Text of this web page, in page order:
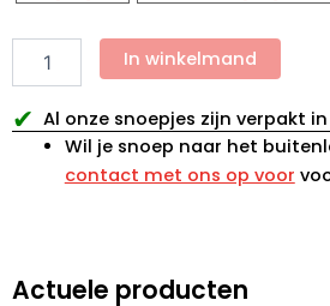
In winkelmand
✔ Al onze snoepjes zijn verpakt
Wil je snoep naar het
contact met ons op voor
Actuele producten